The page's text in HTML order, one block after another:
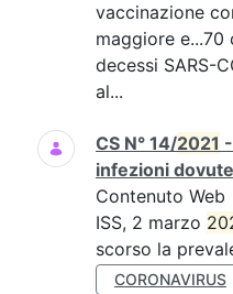
vaccinazione
maggiore
decessi SARS-
al...
CS N° 14/2021
infezioni dovute
Contenuto Web
ISS, 2 marzo
scorso la
CORONAVIRUS